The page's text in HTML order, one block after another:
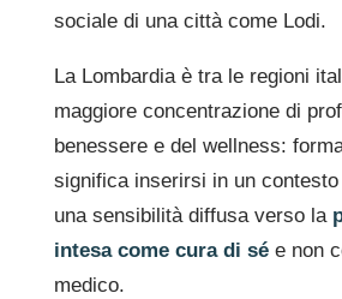
sociale di una città come Lodi.
La Lombardia è tra le regioni
maggiore concentrazione di
benessere e del wellness:
significa inserirsi in un
una sensibilità diffusa verso la
intesa come cura di sé e non
medico.